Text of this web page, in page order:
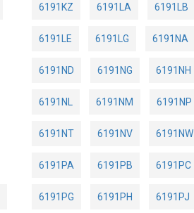
6191KZ 6191LA 6191LB
6191LE 6191LG 6191NA
6191ND 6191NG 6191NH
6191NL 6191NM 6191NP
6191NT 6191NV 6191NW
6191PA 6191PB 6191PC
6191PG 6191PH 6191PJ